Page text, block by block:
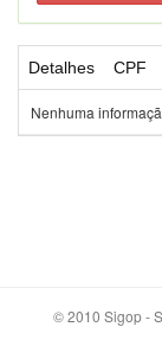
Detalhes CPF
Nenhuma
© 2010 Sigop -